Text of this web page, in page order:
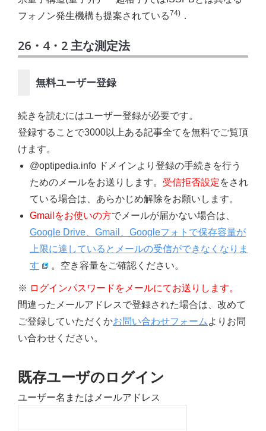
フォノン発生機構も提案されている74) ．
26・4・2 主な測定法
無料ユーザー登録
続きを読むにはユーザー登録が必要です。
登録することで3000以上ある記事全てを無料でご覧頂
けます。
@optipedia.info ドメインより登録の手続きを行う
ためのメールをお送りします。 受信拒否設定をされ
ている場合は、あらかじめ解除をお願いします。
Gmailをお使いの方でメールが届かない場合は、
Google Drive、Gmail、Googleフォトで保存容量が
上限に達しているとメールの受信ができなくなりま
す
。空き容量をご確認ください。
※ ログインパスワードをメールにてお送りします。
間違ったメールアドレスで登録された場合は、改めて
ご登録していただくかお問い合わせフォーム よりお問
い合わせください。
既存ユーザのログイン
ユーザー名またはメールアドレス